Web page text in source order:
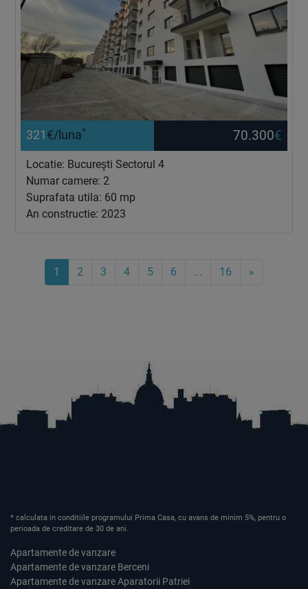
321 €/luna* 70.300€
Locatie: Bucureşti Sectorul 4
Numar camere: 2
Suprafata utila: 60 mp
An constructie: 2023
1 2 3 4 5 6 ... 16 »
* calculata in conditiile programului Prima Casa, cu avans de minim 5%, pentru o
perioada de creditare de 30 de ani.
Apartamente de vanzare
Apartamente de vanzare Berceni
Apartamente de vanzare Aparatorii Patriei